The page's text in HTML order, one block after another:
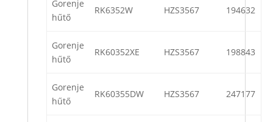
Gorenje
hűtő
RK6352W HZS3567 194632
Gorenje
hűtő
RK60352XE HZS3567 198843
Gorenje
hűtő
RK60355DW HZS3567 247177